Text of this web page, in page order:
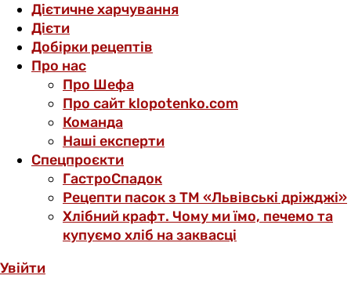
Дієтичне харчування
Дієти
Добірки рецептів
Про нас
Про Шефа
Про сайт klopotenko.com
Команда
Наші експерти
Спецпроєкти
ГастроСпадок
Рецепти пасок з ТМ «Львівські дріжджі»
Хлібний крафт. Чому ми їмо, печемо та
купуємо хліб на заквасці
Увійти